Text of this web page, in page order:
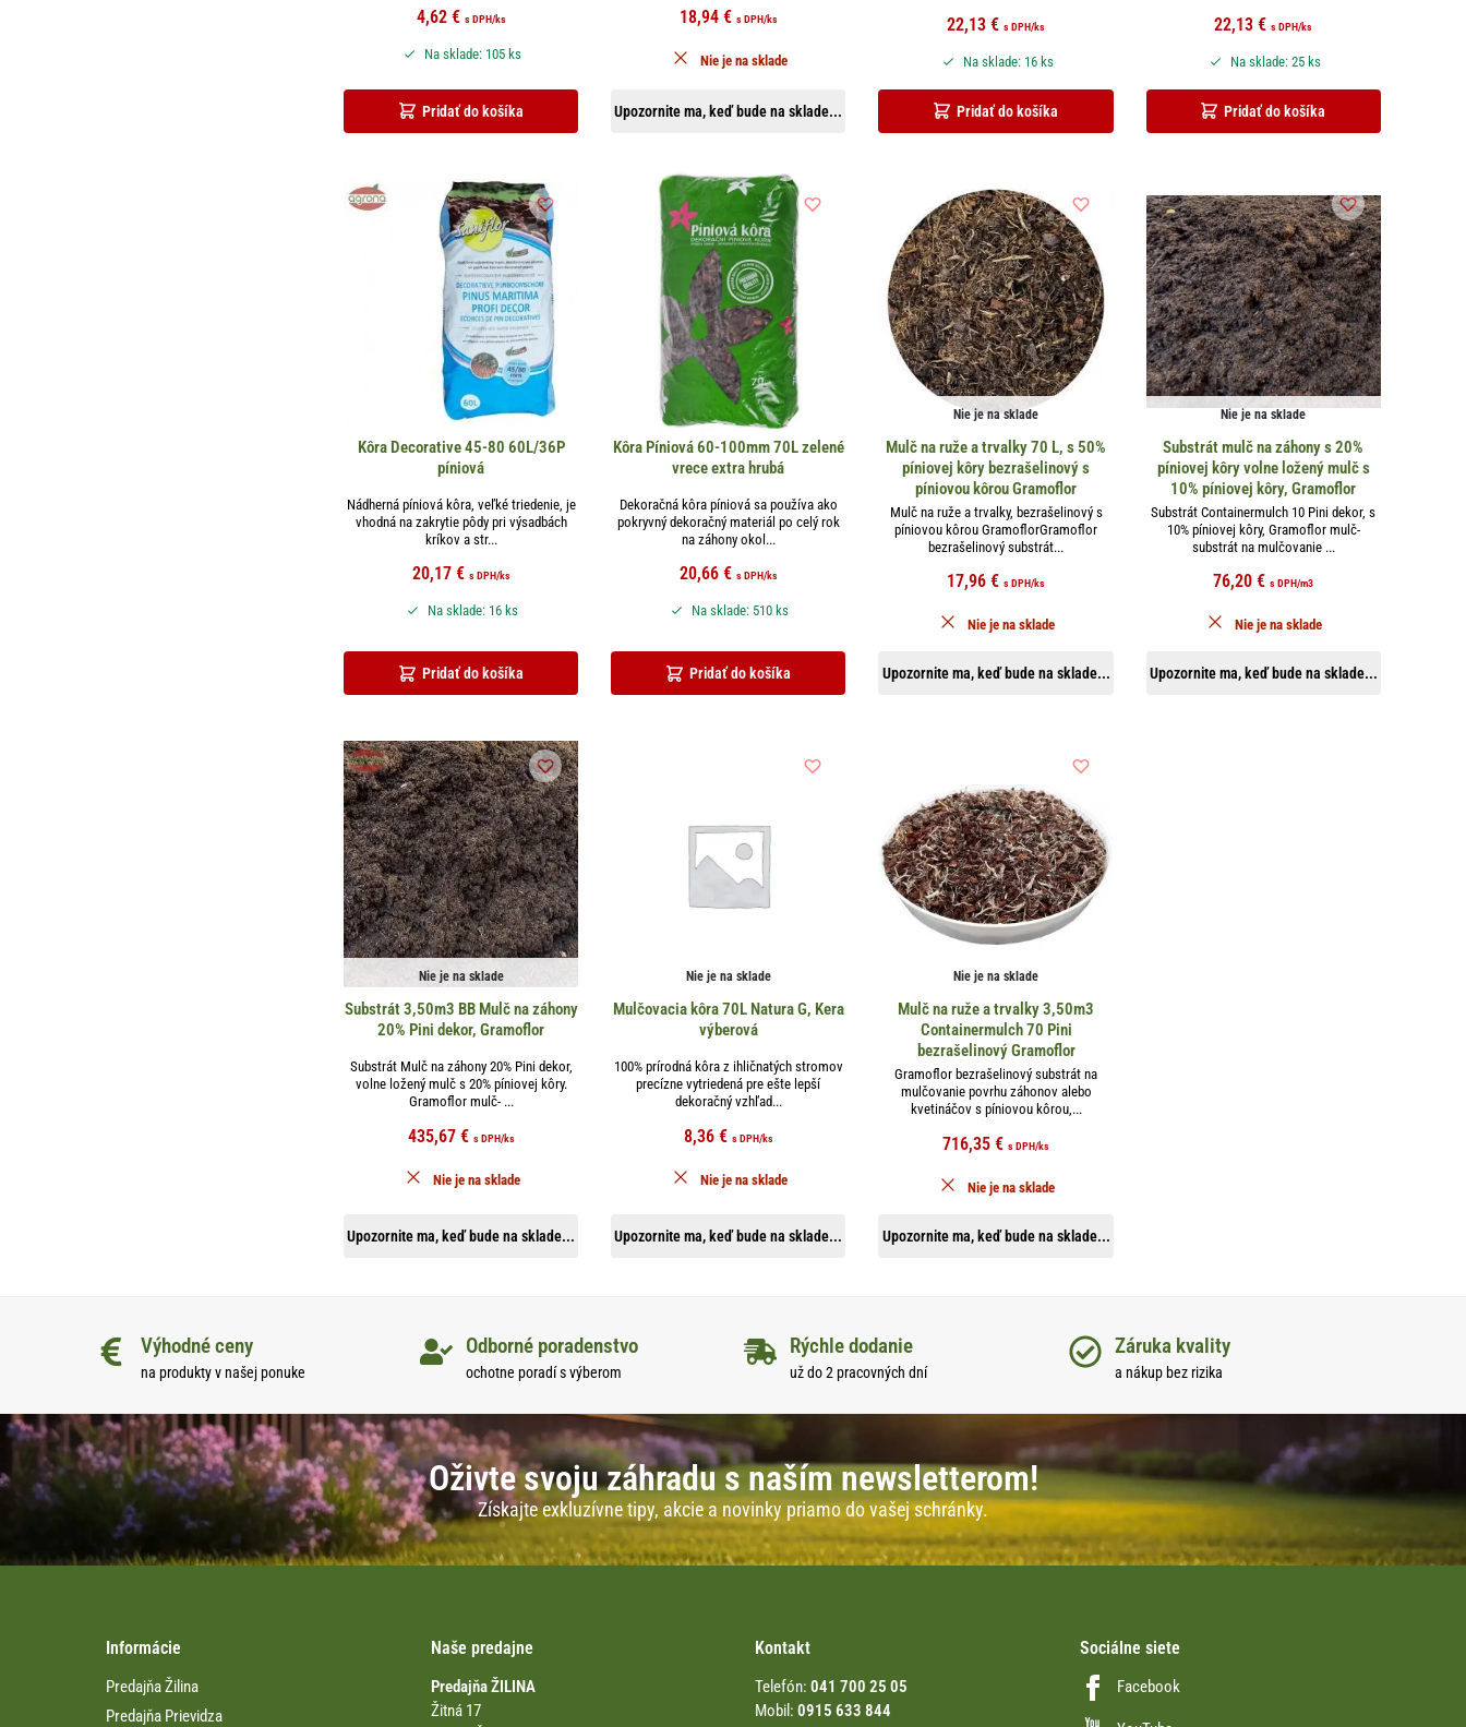
4,62 € s DPH/ks
Pridať do košíka
Na sklade: 105 ks
18,94 € s DPH/ks
Upozornite ma, keď bude na sklade...
Nie je na sklade
22,13 € s DPH/ks
Pridať do košíka
Na sklade: 16 ks
22,13€ s DPH/ks
Pridať do košíka
Na sklade: 25 ks
Kôra Decorative 45-80 60L/36P
píniová
Nádherná píniová kôra, veľké triedenie, je
vhodná na zakrytie pôdy pri výsadbách
kríkov a str...
20,17 € s DPH/ks
Pridať do košíka
Na sklade: 16 ks
Kôra Píniová 60-100mm 70L zelené
vrece extra hrubá
Dekoračná kôra píniová sa používa ako
pokryvný dekoračný materiál po celý rok
na záhony okol...
20,66 € s DPH/ks
Pridať do košíka
Na sklade: 510 ks
Nie je na sklade
Mulč na ruže a trvalky 70 L, s 50%
píniovej kôry bezrašelinový s
píniovou kôrou Gramoflor
Mulč na ruže a trvalky, bezrašelinový s
píniovou kôrou GramoflorGramoflor
bezrašelinový substrát...
17,96 € s DPH/ks
Upozornite ma, keď bude na sklade...
Nie je na sklade
Nie je na sklade
Substrát mulč na záhony s 20%
píniovej kôry volne ložený mulč s
10% píniovej kôry, Gramoflor
Substrát Containermulch 10 Pini dekor, s
10% píniovej kôry, Gramoflor mulč-
substrát na mulčovanie ...
76,20€ s DPH/m3
Upozornite ma, keď bude na sklade...
Nie je na sklade
Nie je na sklade
Substrát 3,50m3 BB Mulč na záhony
20% Pini dekor, Gramoflor
Substrát Mulč na záhony 20% Pini dekor,
volne ložený mulč s 20% píniovej kôry.
Gramoflor mulč- ...
435,67 € s DPH/ks
Upozornite ma, keď bude na sklade...
Nie je na sklade
Nie je na sklade
Mulčovacia kôra 70L Natura G, Kera
výberová
100% prírodná kôra z ihličnatých stromov
precízne vytriedená pre ešte lepší
dekoračný vzhľad...
8,36 € s DPH/ks
Upozornite ma, keď bude na sklade...
Nie je na sklade
Nie je na sklade
Mulč na ruže a trvalky 3,50m3
Containermulch 70 Pini
bezrašelinový Gramoflor
Gramoflor bezrašelinový substrát na
mulčovanie povrhu záhonov alebo
kvetináčov s píniovou kôrou,...
716,35 € s DPH/ks
Upozornite ma, keď bude na sklade...
Nie je na sklade
Výhodné ceny
na produkty v našej ponuke
Odborné poradenstvo
ochotne poradí s výberom
Rýchle dodanie
už do 2 pracovných dní
Záruka kvality
a nákup bez rizika
Oživte svoju záhradu s naším newsletterom!
Získajte exkluzívne tipy, akcie a novinky priamo do vašej schránky.
Informácie
Predajňa Žilina
Predajňa Prievidza
Naše predajne
Predajňa ŽILINA
Žitná 17
Kontakt
Telefón: 041 700 25 05
Mobil: 0915 633 844
Sociálne siete
Facebook